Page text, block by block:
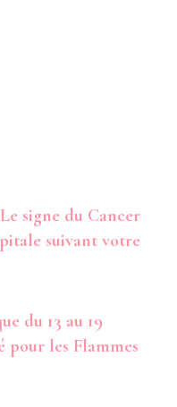
signe du Cancer
suivant votre
du 13 au 19
pour les Flammes